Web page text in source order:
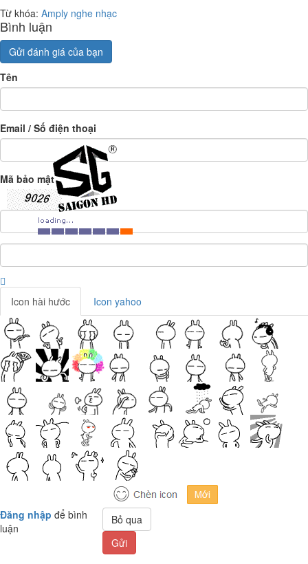
Từ khóa: Amply nghe nhạc
Bình luận
Gửi đánh giá của bạn
Tên
Email / Số điện thoại
Mã bảo mật
Icon hài hước Icon yahoo
Đăng nhập để bình
luận
Bỏ qua
Gửi